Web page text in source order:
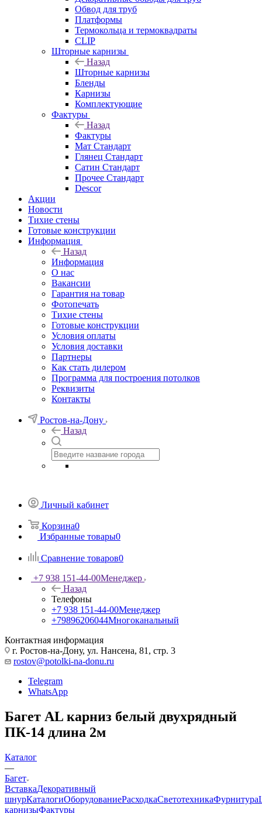
Обвод для труб
Платформы
Термокольца и термоквадраты
CLIP
Шторные карнизы
Назад
Шторные карнизы
Бленды
Карнизы
Комплектующие
Фактуры
Назад
Фактуры
Мат Стандарт
Глянец Стандарт
Сатин Стандарт
Прочее Стандарт
Descor
Акции
Новости
Тихие стены
Готовые конструкции
Информация
Назад
Информация
О нас
Вакансии
Гарантия на товар
Фотопечать
Тихие стены
Готовые конструкции
Условия оплаты
Условия доставки
Партнеры
Как стать дилером
Программа для построения потолков
Реквизиты
Контакты
Ростов-на-Дону
Назад
Личный кабинет
Корзина0
Избранные товары0
Сравнение товаров0
+7 938 151-44-00Менеджер
Назад
Телефоны
+7 938 151-44-00Менеджер
+79896206044Многоканальный
Контактная информация
г. Ростов-на-Дону, ул. Нансена, 81, стр. 3
rostov@potolki-na-donu.ru
Telegram
WhatsApp
Багет AL карниз белый двухрядный
ПК-14 длина 2м
Каталог
—
Багет
ВставкаДекоративный
шнурКаталогиОборудованиеРасходкаСветотехникаФурнитура
карнизыФактуры